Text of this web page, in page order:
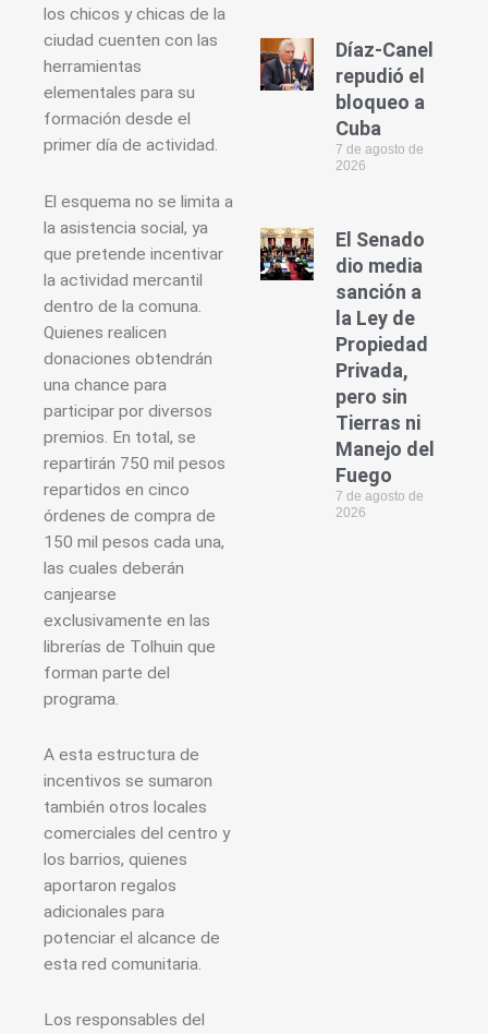
los chicos y chicas de la
ciudad cuenten con las
herramientas
elementales para su
formación desde el
primer día de actividad.
El esquema no se limita a
la asistencia social, ya
que pretende incentivar
la actividad mercantil
dentro de la comuna.
Quienes realicen
donaciones obtendrán
una chance para
participar por diversos
premios. En total, se
repartirán 750 mil pesos
repartidos en cinco
órdenes de compra de
150 mil pesos cada una,
las cuales deberán
canjearse
exclusivamente en las
librerías de Tolhuin que
forman parte del
programa.
A esta estructura de
incentivos se sumaron
también otros locales
comerciales del centro y
los barrios, quienes
aportaron regalos
adicionales para
potenciar el alcance de
esta red comunitaria.
Los responsables del
Díaz-Canel
repudió el
bloqueo a
Cuba
7 de agosto de
2026
El Senado
dio media
sanción a
la Ley de
Propiedad
Privada,
pero sin
Tierras ni
Manejo del
Fuego
7 de agosto de
2026